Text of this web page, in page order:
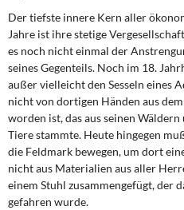
Der tiefste innere Kern aller
Jahre ist ihre stetige
es noch nicht einmal der
seines Gegenteils. Noch im 18.
außer vielleicht den Sesseln eines
nicht von dortigen Händen aus
worden ist, das aus seinen
Tiere stammte. Heute hingegen
die Feldmark bewegen, um dort
nicht aus Materialien aus aller
einem Stuhl zusammengefügt, der
gefahren wurde.